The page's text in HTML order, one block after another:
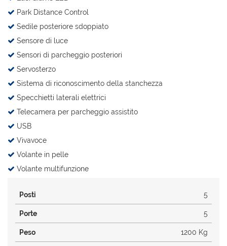
Park Distance Control
Sedile posteriore sdoppiato
Sensore di luce
Sensori di parcheggio posteriori
Servosterzo
Sistema di riconoscimento della stanchezza
Specchietti laterali elettrici
Telecamera per parcheggio assistito
USB
Vivavoce
Volante in pelle
Volante multifunzione
Posti 5
Porte 5
Peso 1200 Kg